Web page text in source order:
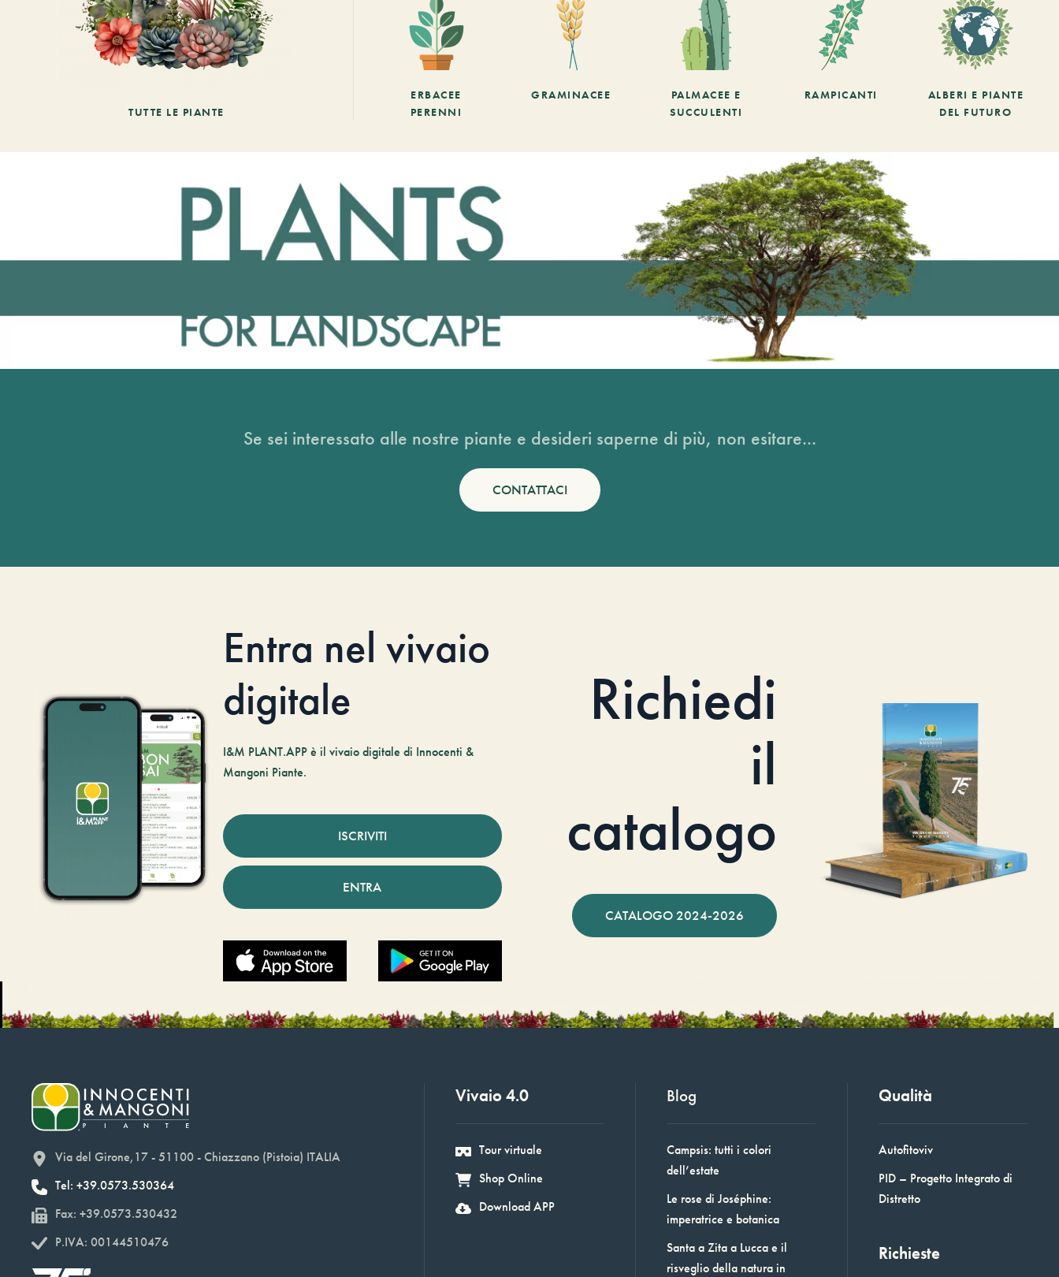
TUTTE LE PIANTE
ERBACEE
PERENNI
GRAMINACEE
PALMACEE E
SUCCULENTI
RAMPICANTI
ALBERI E PIANTE
DEL FUTURO
Se sei interessato alle nostre piante e desideri saperne di più, non esitare...
CONTATTACI
Entra nel vivaio
digitale
I&M PLANT.APP è il vivaio digitale di Innocenti &
Mangoni Piante.
ISCRIVITI
ENTRA
Richiedi
il
catalogo
CATALOGO 2024-2026
Via del Girone,17 - 51100 - Chiazzano (Pistoia) ITALIA
Tel: +39.0573.530364
Fax: +39.0573.530432
P.IVA: 00144510476
Vivaio 4.0
Tour virtuale
Shop Online
Download APP
Blog
Campsis: tutti i colori
dell’estate
Le rose di Joséphine:
imperatrice e botanica
Santa a Zita a Lucca e il
risveglio della natura in
Qualità
Autofitoviv
PID – Progetto Integrato di
Distretto
Richieste